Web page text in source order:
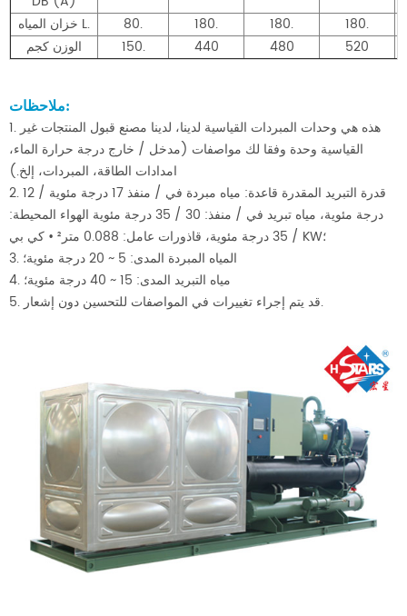
خزان المياه L.
80. 180. 180.
180.
الوزن كجم
150. 440 480 520
ملاحظات:
1. هذه هي وحدات المبردات القياسية لدينا، لدينا مصنع قبول المنتجات غير
القياسية وحدة وفقا لك مواصفات (مدخل / خارج درجة حرارة الماء،
امدادات الطاقة، المبردات، إلخ.)
2. قدرة التبريد المقدرة قاعدة: مياه مبردة في / منفذ 17 درجة مئوية / 12
درجة مئوية، مياه تبريد في / منفذ: 30 / 35 درجة مئوية الهواء المحيطة:
35 درجة مئوية، قاذورات عامل: 0.088 متر² • كي بي / KW؛
3. المياه المبردة المدى: 5 ~ 20 درجة مئوية؛
4. مياه التبريد المدى: 15 ~ 40 درجة مئوية؛
5. قد يتم إجراء تغييرات في المواصفات للتحسين دون إشعار.